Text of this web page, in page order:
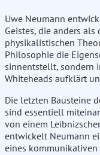
Uwe Neumann
Geistes, die anders
physikalistischen
Philosophie die
sinnentstellt, sondern
Whiteheads aufklärt
Die letzten Bausteine
sind essentiell
von einem
entwickelt Neumann
eines kommunikativen